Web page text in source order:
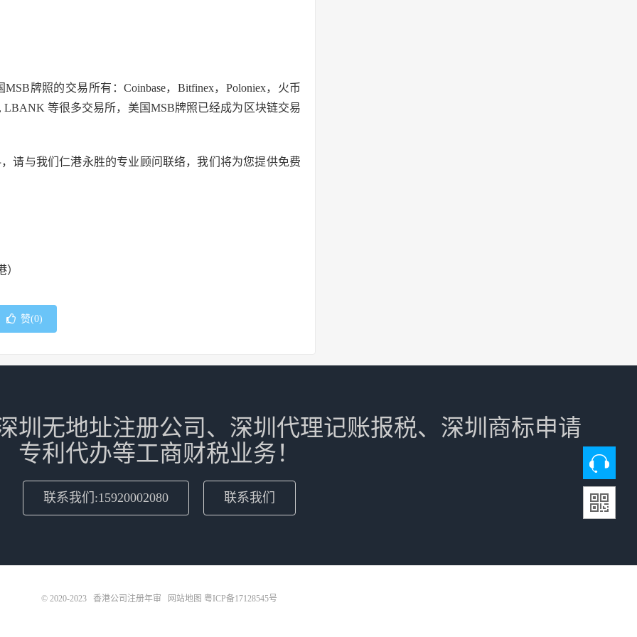
牌照的交易所有：Coinbase，Bitfinex，Poloniex，火币
等很多交易所，美国MSB牌照已经成为区块链交易
请与我们仁港永胜的专业顾问联络，我们将为您提供免费
赞(0)
圳无地址注册公司、深圳代理记账报税、深圳商标申请
专利代办等工商财税业务！
联系我们:15920002080 联系我们
© 2020-2023 香港公司注册年审 网站地图 粤ICP备17128545号